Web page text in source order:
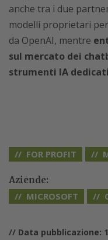
anche tra i due
modelli proprietari
da OpenAI, mentre
sul mercato dei
strumenti IA
FOR PROFIT
Aziende:
MICROSOFT
// Data pubblicazione: